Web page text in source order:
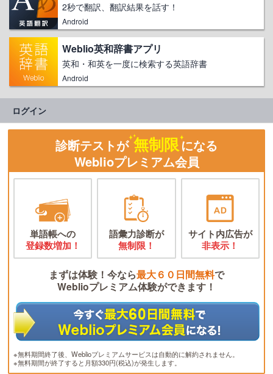
2秒で翻訳、翻訳結果を話す！
Android
Weblio英和辞書アプリ
英和・和英を一度に検索する英語辞書
Android
ログイン
診断テストが 無制限になる
Weblioプレミアム会員
単語帳への
登録数増加！
語彙力診断が
無制限！
サイト内広告が
非表示！
まずは体験！今なら最大６０日間無料で
Weblioプレミアム体験ができます！
※無料期間終了後、Weblioプレミアムサービスは自動的に解約されません。
※無料期間が終了すると月額330円(税込)が発生します。